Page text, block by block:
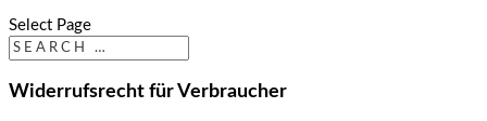
Select Page
Widerrufsrecht für Verbraucher